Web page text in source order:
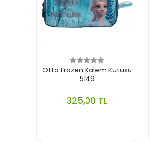
Otto Frozen Kalem Kutusu
5149
325,00 TL